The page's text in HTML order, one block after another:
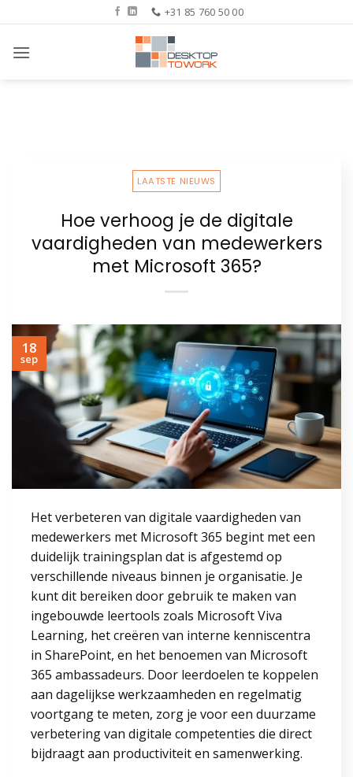
naar
inhoud
+31 85 760 50 00
LAATSTE NIEUWS
Hoe verhoog je de digitale
vaardigheden van medewerkers
met Microsoft 365?
18
sep
Het verbeteren van digitale vaardigheden van
medewerkers met Microsoft 365 begint met een
duidelijk trainingsplan dat is afgestemd op
verschillende niveaus binnen je organisatie. Je
kunt dit bereiken door gebruik te maken van
ingebouwde leertools zoals Microsoft Viva
Learning, het creëren van interne kenniscentra
in SharePoint, en het benoemen van Microsoft
365 ambassadeurs. Door leerdoelen te koppelen
aan dagelijkse werkzaamheden en regelmatig
voortgang te meten, zorg je voor een duurzame
verbetering van digitale competenties die direct
bijdraagt aan productiviteit en samenwerking.